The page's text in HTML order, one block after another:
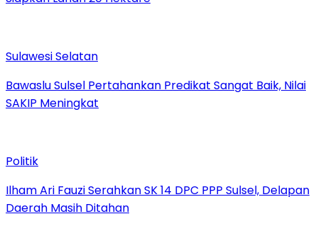
Sulawesi Selatan
Bawaslu Sulsel Pertahankan Predikat Sangat Baik, Nilai
SAKIP Meningkat
Politik
Ilham Ari Fauzi Serahkan SK 14 DPC PPP Sulsel, Delapan
Daerah Masih Ditahan